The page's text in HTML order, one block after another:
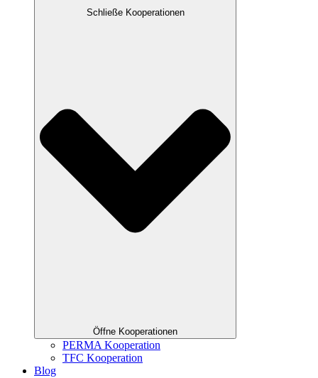
Schließe Kooperationen
Öffne Kooperationen
PERMA Kooperation
TFC Kooperation
Blog